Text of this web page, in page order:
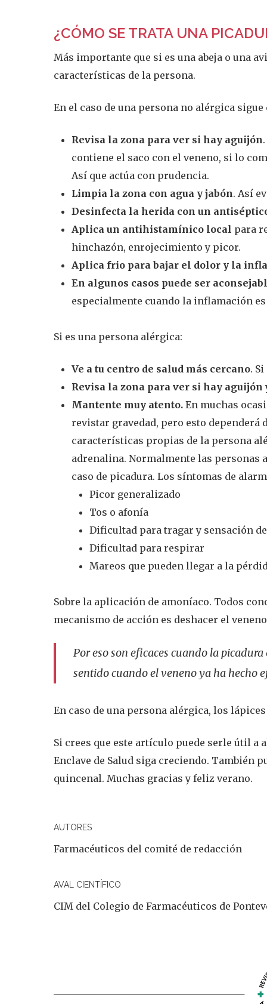
¿CÓMO SE TRATA UNA
Más importante que si es una abeja o una
características de la persona.
En el caso de una persona no alérgica sigue
Revisa la zona para ver si hay aguijón
contiene el saco con el veneno, si lo
Así que actúa con prudencia.
Limpia la zona con agua y jabón. Así
Desinfecta la herida con un
Aplica un antihistamínico local para
hinchazón, enrojecimiento y picor.
Aplica frio para bajar el dolor y la
En algunos casos puede ser
especialmente cuando la inflamación
Si es una persona alérgica:
Ve a tu centro de salud más cercano.
Revisa la zona para ver si hay aguijón
Mantente muy atento.En muchas
revistar gravedad, pero esto dependerá
características propias de la persona
adrenalina. Normalmente las personas
caso de picadura. Los síntomas de
Picor generalizado
Tos o afonía
Dificultad para tragar y sensación
Dificultad para respirar
Mareos que pueden llegar a la
Sobre la aplicación de amoníaco. Todos
mecanismo de acción es deshacer el
Por eso son eficaces cuando la
sentido cuando el veneno ya ha hecho
En caso de una persona alérgica, los
Si crees que este artículo puede serle útil a
Enclave de Salud siga creciendo. También
quincenal. Muchas gracias y feliz verano.
AUTORES
Farmacéuticos del comité de redacción
AVAL CIENTÍFICO
CIM del Colegio de Farmacéuticos de